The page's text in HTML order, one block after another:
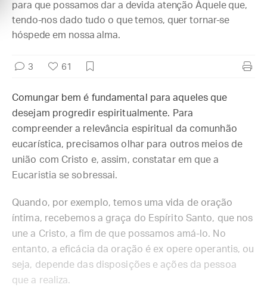
para que possamos dar a devida atenção Àquele que,
tendo-nos dado tudo o que temos, quer tornar-se
hóspede em nossa alma.
3 61
Comungar bem é fundamental para aqueles que
desejam progredir espiritualmente. Para
compreender a relevância espiritual da comunhão
eucarística, precisamos olhar para outros meios de
união com Cristo e, assim, constatar em que a
Eucaristia se sobressai.
Quando, por exemplo, temos uma vida de oração
íntima, recebemos a graça do Espírito Santo, que nos
une a Cristo, a fim de que possamos amá-lo. No
entanto, a eficácia da oração é ex opere operantis, ou
seja, depende das disposições e ações da pessoa
que a realiza.